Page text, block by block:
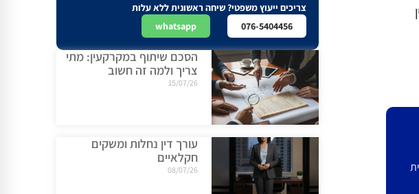
צריכים ייעוץ משפטי? שיחה ראשונית ללא עלות
076-5404456
whatsapp
הסכם שיתוף במקרקעין: מתי
צריך ולמה זה חשוב
15/07/26
עורך דין נחלות ומשקים
חקלאיים
08/07/26